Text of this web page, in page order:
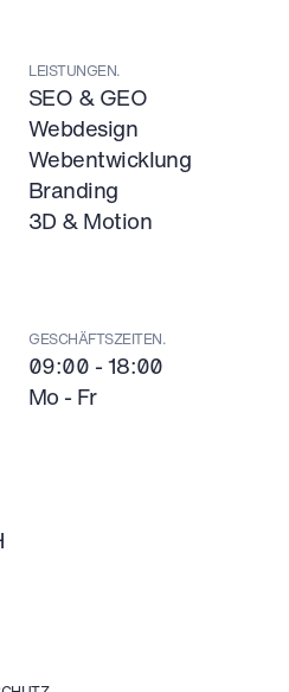
GESCHÄFTSZEITEN.
09:00 - 18:00
Mo - Fr
LEISTUNGEN.
SEO & GEO
Webdesign
Webentwicklung
Branding
3D & Motion